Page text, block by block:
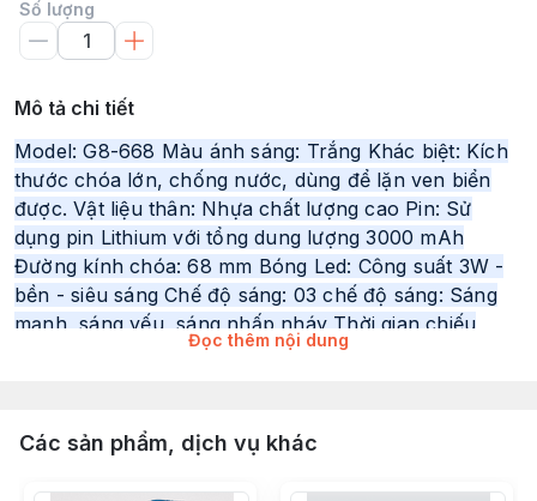
Số lượng
Mô tả chi tiết
Model: G8-668 Màu ánh sáng: Trắng Khác biệt: Kích
thước chóa lớn, chống nước, dùng để lặn ven biển
được. Vật liệu thân: Nhựa chất lượng cao Pin: Sử
dụng pin Lithium với tổng dung lượng 3000 mAh
Đường kính chóa: 68 mm Bóng Led: Công suất 3W -
bền - siêu sáng Chế độ sáng: 03 chế độ sáng: Sáng
mạnh, sáng yếu, sáng nhấp nháy Thời gian chiếu
sáng: 7h sáng mạnh, 14h sáng yếu Cục sạc thông
số sạc: Điện áp vào 220V, điện áp ra 4.2V
Đọc thêm nội dung
Các sản phẩm, dịch vụ khác